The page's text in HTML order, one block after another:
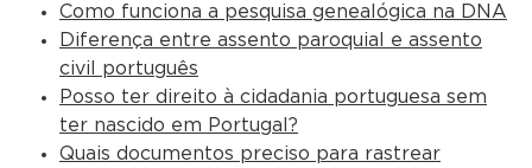
Como funciona a pesquisa genealógica na DNA
Diferença entre assento paroquial e assento
civil português
Posso ter direito à cidadania portuguesa sem
ter nascido em Portugal?
Quais documentos preciso para rastrear